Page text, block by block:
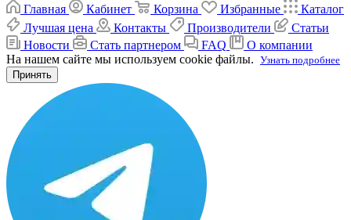
Главная
Кабинет Корзина Избранные
Каталог
Лучшая цена
Контакты Производители
Статьи
Новости
Стать партнером FAQ
О компании
На нашем сайте мы используем cookie файлы. Узнать подробнее
Принять